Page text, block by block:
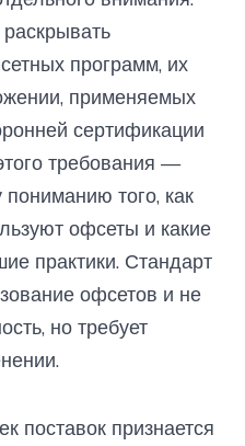
программ, их
применяемых
сертификации
требования —
того, как
офсеты и какие
практики. Стандарт
офсетов и не
но требует
поставок признается